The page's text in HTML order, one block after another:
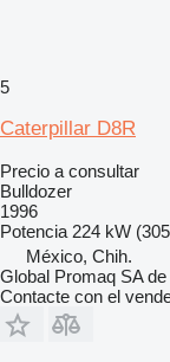
5
Caterpillar D8R
Precio a consultar
Bulldozer
1996
Potencia 224 kW
México, Chih.
Global Promaq SA
Contacte con el